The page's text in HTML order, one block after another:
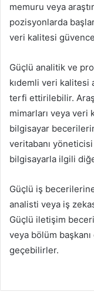
memuru veya
pozisyonlarda
veri kalitesi
Güçlü analitik ve
kıdemli veri
terfi ettirilebilir.
mimarları veya
bilgisayar
veritabanı
bilgisayarla ilgili
Güçlü iş
analisti veya iş
Güçlü iletişim
veya bölüm
geçebilirler.